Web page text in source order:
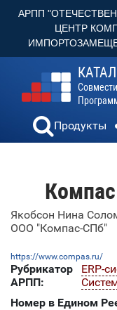
АРПП
ЦЕНТР
Продукты
Якобсон Нина
ООО "Компас-СПб"
https://www.compas.ru/
Рубрикатор
АРПП:
ERP-
Номер в Едином